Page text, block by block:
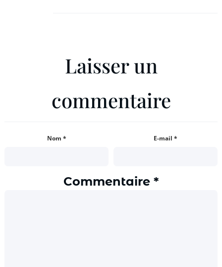
Laisser un
commentaire
Nom * E-mail *
Commentaire *